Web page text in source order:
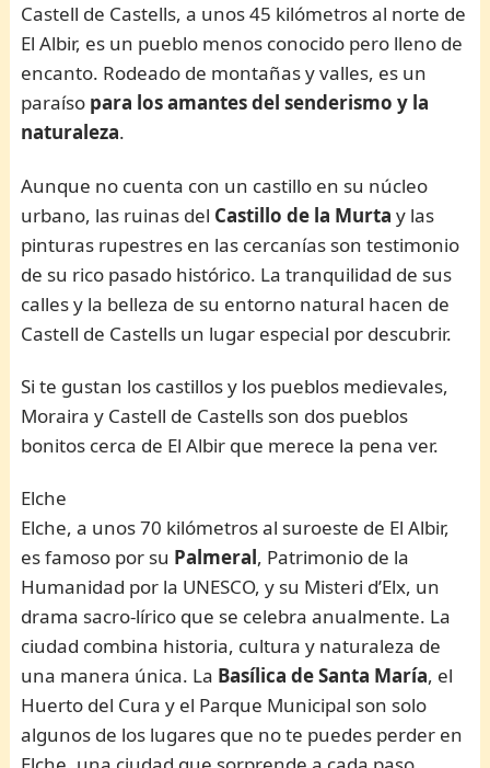
Castell de Castells, a unos 45 kilómetros al norte de
El Albir, es un pueblo menos conocido pero lleno de
encanto. Rodeado de montañas y valles, es un
paraíso para los amantes del senderismo y la
naturaleza.
Aunque no cuenta con un castillo en su núcleo
urbano, las ruinas del Castillo de la Murta y las
pinturas rupestres en las cercanías son testimonio
de su rico pasado histórico. La tranquilidad de sus
calles y la belleza de su entorno natural hacen de
Castell de Castells un lugar especial por descubrir.
Si te gustan los castillos y los pueblos medievales,
Moraira y Castell de Castells son dos pueblos
bonitos cerca de El Albir que merece la pena ver.
Elche
Elche, a unos 70 kilómetros al suroeste de El Albir,
es famoso por su Palmeral, Patrimonio de la
Humanidad por la UNESCO, y su Misteri d’Elx, un
drama sacro-lírico que se celebra anualmente. La
ciudad combina historia, cultura y naturaleza de
una manera única. La Basílica de Santa María, el
Huerto del Cura y el Parque Municipal son solo
algunos de los lugares que no te puedes perder en